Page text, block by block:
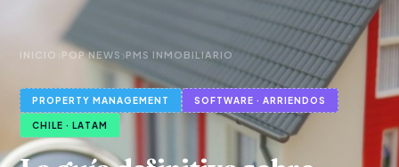
INICIO POP NEWS ›PMS INMOBILIARIO
PROPERTY MANAGEMENT SOFTWARE · ARRIENDOS
CHILE · LATAM